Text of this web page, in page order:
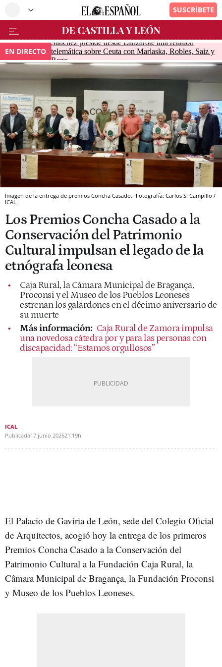
EN DIRECTO
Sánchez preside desde Lanzarote una reunión
telemática sobre Ceuta con Marlaska, Robles, Saiz y
Rego
Imagen de la entrega de premios Concha Casado. Fotografía: Carlos S. Campillo /
ICAL.
Los Premios Concha Casado a la
Conservación del Patrimonio
Cultural impulsan el legado de la
etnógrafa leonesa
Caja Rural, la Cámara Municipal de Bragança,
Proconsi y el Museo de los Pueblos Leoneses
estrenan los galardones en el décimo aniversario de
su muerte
Más información: Caja Rural de Zamora impulsa
una novedosa cátedra por y para las personas con
discapacidad: “Estamos orgullosos”
ICAL
Publicada17 junio 202621:19h
El Palacio de Gaviria de León, sede del Colegio Oficial
de Arquitectos, acogió hoy la entrega de los primeros
Premios Concha Casado a la Conservación del
Patrimonio Cultural a la Fundación Caja Rural, la
Câmara Municipal de Bragança, la Fundación Proconsi
y Museo de los Pueblos Leoneses.